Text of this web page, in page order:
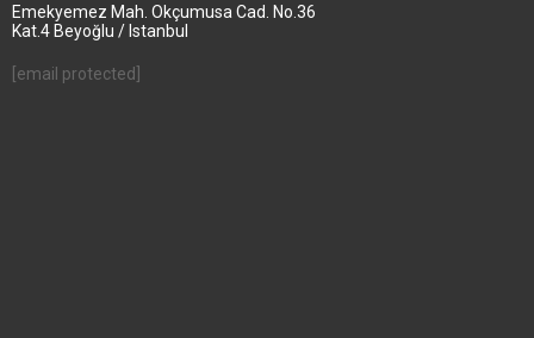
Emekyemez Mah. Okçumusa Cad. No.36
Kat.4 Beyoğlu / Istanbul
[email protected]